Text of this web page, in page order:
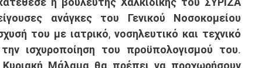
ανάγκες του Γενικού Νοσοκομείου
του με ιατρικό, νοσηλευτικό και τεχνικό
ισχυροποίηση του προϋπολογισμού του.
Κυριακή Μάλαμα θα πρέπει να προχωρήσουν